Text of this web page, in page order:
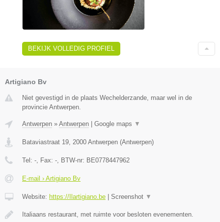
BEKIJK VOLLEDIG PROFIEL
Artigiano Bv
Niet gevestigd in de plaats Wechelderzande, maar wel in de
provincie Antwerpen.
Antwerpen » Antwerpen Google maps ▼
Bataviastraat 19, 2000 Antwerpen (Antwerpen)
Tel: -, Fax: -, BTW-nr: BE0778447962
E-mail › Artigiano Bv
Website: https://Ilartigiano.be Screenshot ▼
Italiaans restaurant, met ruimte voor besloten evenementen.